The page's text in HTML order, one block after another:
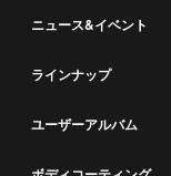
ニュース&イベント
ラインナップ
ユーザーアルバム